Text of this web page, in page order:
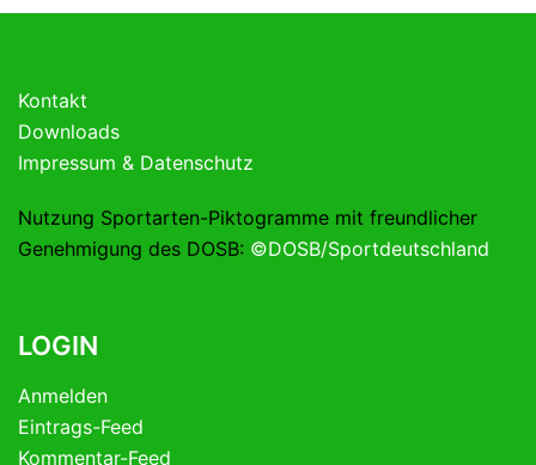
Kontakt
Downloads
Impressum & Datenschutz
Nutzung Sportarten-Piktogramme mit freundlicher
Genehmigung des DOSB: ©DOSB/Sportdeutschland
LOGIN
Anmelden
Eintrags-Feed
Kommentar-Feed